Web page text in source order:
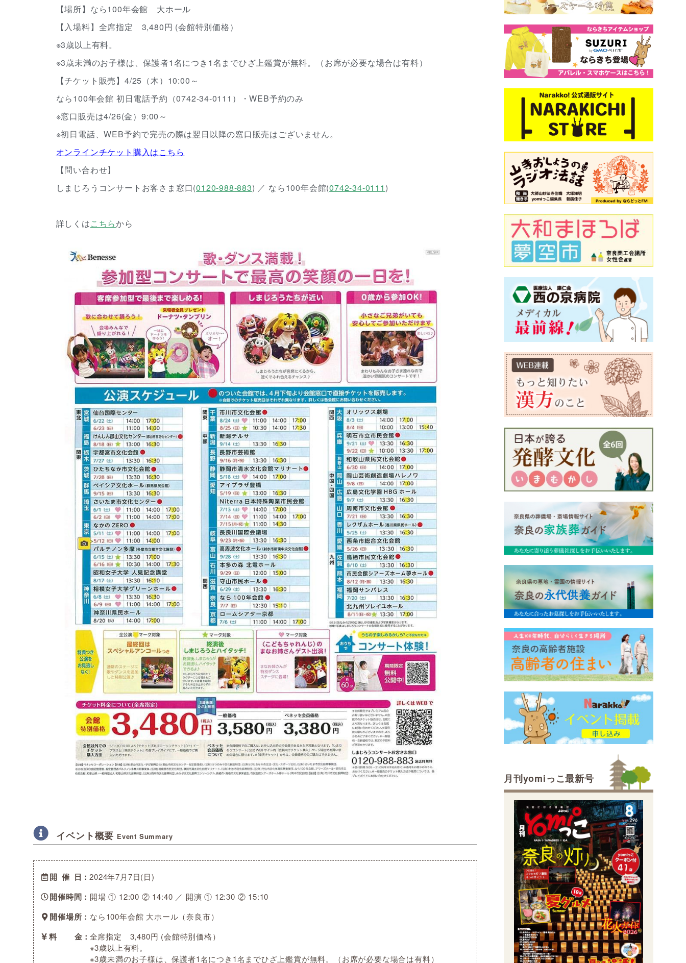
【場所】なら100年会館 大ホール
【入場料】全席指定 3,480円 (会館特別価格）
※3歳以上有料。
※3歳未満のお子様は、保護者1名につき1名までひざ上鑑賞が無料。（お席が必要な場合は有料）
【チケット販売】4/25（木）10:00～
なら100年会館 初日電話予約（0742-34-0111）・WEB予約のみ
※窓口販売は4/26(金）9:00～
※初日電話、WEB予約で完売の際は翌日以降の窓口販売はございません。
オンラインチケット購入はこちら
【問い合わせ】
しまじろうコンサートお客さま窓口(0120-988-883) ／ なら100年会館(0742-34-0111)
詳しくはこちらから
イベント概要 Event Summary
開催日 2024年7月7日(日)
開催時間 開場 ① 12:00 ② 14:40 ／ 開演 ① 12:30 ② 15:10
開催場所 なら100年会館 大ホール（奈良市）
料金全席指定 3,480円 (会館特別価格）
※3歳以上有料。
※3歳未満のお子様は、保護者1名につき1名までひざ上鑑賞が無料。（お席が必要な場合は有料）
月刊yomiっこ最新号